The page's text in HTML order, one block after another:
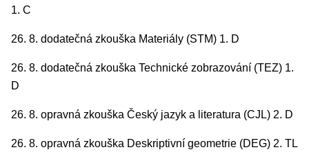
1. C
26. 8. dodatečná zkouška Materiály (STM) 1. D
26. 8. dodatečná zkouška Technické zobrazování (TEZ) 1.
D
26. 8. opravná zkouška Český jazyk a literatura (CJL) 2. D
26. 8. opravná zkouška Deskriptivní geometrie (DEG) 2. TL